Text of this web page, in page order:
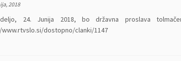
2018
24. Junija 2018, bo državna proslava
dostopno/clanki/1147